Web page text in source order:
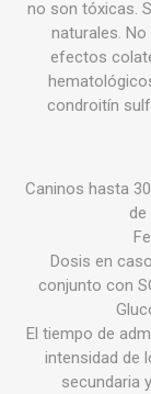
no son tóxicas.
naturales.
efectos
condroitín
Caninos hasta
Dosis en
conjunto con
El tiempo de
intensidad de
secundaria